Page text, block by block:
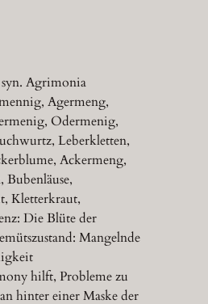
Agrimonia
Agermeng,
Odermenig,
Leberkletten,
Ackermeng,
Bubenläuse,
Kletterkraut,
Die Blüte der
Mangelnde
hilft, Probleme zu
hinter einer Maske der